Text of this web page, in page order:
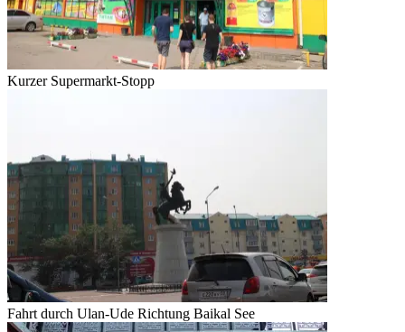
Kurzer Supermarkt-Stopp
Fahrt durch Ulan-Ude Richtung Baikal See